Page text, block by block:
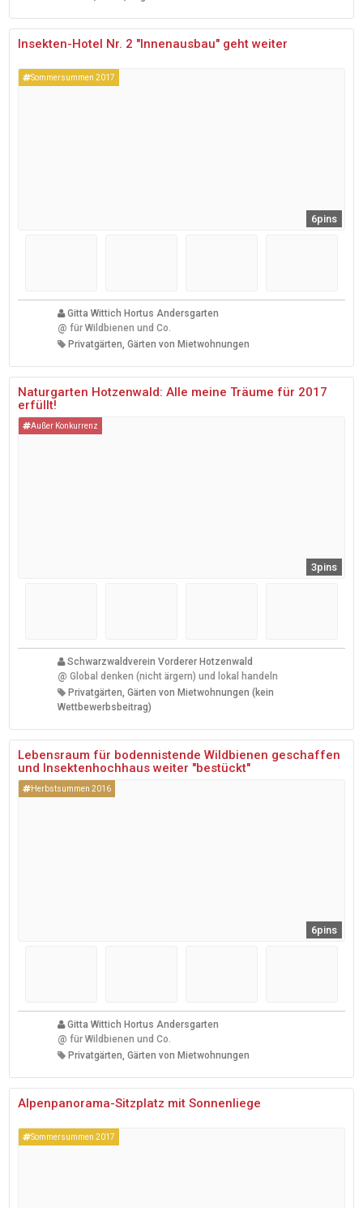
Insekten-Hotel Nr. 2 "Innenausbau" geht weiter
Sommersummen 2017
6pins
Gitta Wittich Hortus Andersgarten
@ für Wildbienen und Co.
Privatgärten, Gärten von Mietwohnungen
Naturgarten Hotzenwald: Alle meine Träume für 2017
erfüllt!
Außer Konkurrenz
3pins
Schwarzwaldverein Vorderer Hotzenwald
@ Global denken (nicht ärgern) und lokal handeln
Privatgärten, Gärten von Mietwohnungen (kein
Wettbewerbsbeitrag)
Lebensraum für bodennistende Wildbienen geschaffen
und Insektenhochhaus weiter "bestückt"
Herbstsummen 2016
6pins
Gitta Wittich Hortus Andersgarten
@ für Wildbienen und Co.
Privatgärten, Gärten von Mietwohnungen
Alpenpanorama-Sitzplatz mit Sonnenliege
Sommersummen 2017